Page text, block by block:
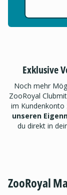
Exklusive
Noch mehr
ZooRoyal
im Kundenkonto
unseren
du direkt in
ZooRoyal